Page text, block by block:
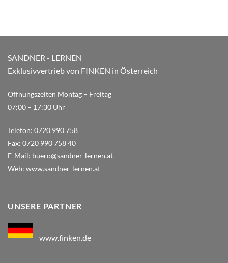
SANDNER - LERNEN
Exklusivvertrieb von FINKEN in Österreich
Öffnungszeiten Montag – Freitag
07:00 – 17:30 Uhr
Telefon: 0720 990 758
Fax: 0720 990 758 40
E-Mail: buero@sandner-lernen.at
Web: www.sandner-lernen.at
UNSERE PARTNER
www.finken.de